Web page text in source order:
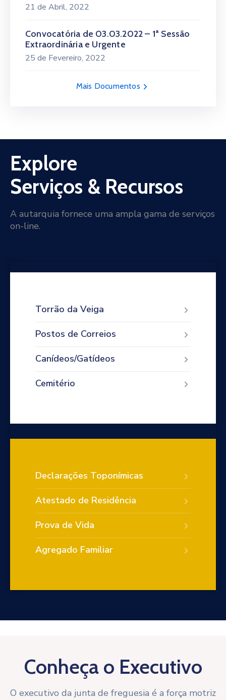
21 de Abril, 2022
Convocatória de 03.03.2022 – 1ª Sessão
Extraordinária e Urgente
25 de Fevereiro, 2022
Mais Documentos
Explore
Serviços & Recursos
A autarquia fornece uma ampla gama de serviços
on-line.
Torrão da Veiga
Postos de Correios
Canídeos/Gatídeos
Cemitério
Declarações Toponímicas
Atestado de Residência
Prova de Vida
Agregado Familiar
Conheça o Executivo
O executivo da junta de freguesia é a força motriz